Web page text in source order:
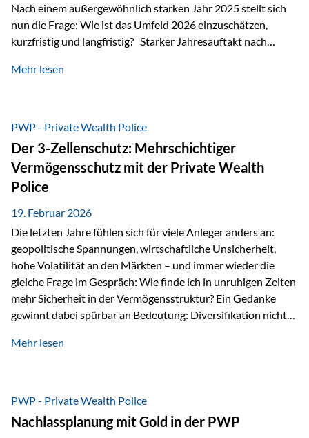
Nach einem außergewöhnlich starken Jahr 2025 stellt sich
nun die Frage: Wie ist das Umfeld 2026 einzuschätzen,
kurzfristig und langfristig? Starker Jahresauftakt nach
Dynamik in das Jahr 2026 gestartet. Zwischen dem
Währungen: +11,5 % Bereits 2025 war ein außergewöhnlich
starkes Jahr: +64,4 % in USD Durchschnitt über alle
Währungen: +56,6 % Langfristig zeigt sich ebenfalls ein
solides…
Mehr lesen
PWP - Private Wealth Police
Der 3-Zellenschutz: Mehrschichtiger
Vermögensschutz mit der Private Wealth
Police
19. Februar 2026
Die letzten Jahre fühlen sich für viele Anleger anders an:
geopolitische Spannungen, wirtschaftliche Unsicherheit,
hohe Volatilität an den Märkten – und immer wieder die
gleiche Frage im Gespräch: Wie finde ich in unruhigen Zeiten
mehr Sicherheit in der Vermögensstruktur? Ein Gedanke
gewinnt dabei spürbar an Bedeutung: Diversifikation nicht
Wer Vermögen ausschließlich in einem Rechtsraum
Liechtenstein eine Rolle spielen: außerhalb der EU, ohne
Euro, mit einem eigenständigen Rechts- und Finanzplatz.
Und genau an dieser Stelle setzt der 3-Zellenschutz an –…
Mehr lesen
PWP - Private Wealth Police
Nachlassplanung mit Gold in der PWP